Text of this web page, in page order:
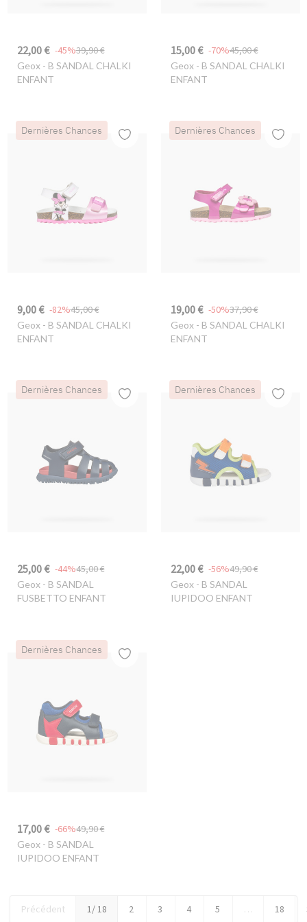
22,00 € 39,90 €
-45%
Geox- B SANDAL CHALKI
ENFANT
15,00 € 45,00 €
-70%
Geox- B SANDAL CHALKI
ENFANT
Dernières Chances
9,00 € 45,00 €
-82%
Geox- B SANDAL CHALKI
ENFANT
Dernières Chances
19,00 € 37,90 €
-50%
Geox- B SANDAL CHALKI
ENFANT
Dernières Chances
25,00 € 45,00 €
-44%
Geox- B SANDAL
FUSBETTO ENFANT
Dernières Chances
22,00 € 49,90 €
-56%
Geox- B SANDAL
IUPIDOO ENFANT
Dernières Chances
17,00 € 49,90 €
-66%
Geox- B SANDAL
IUPIDOO ENFANT
Précédent 1/ 18 2 3 4 5 … 18